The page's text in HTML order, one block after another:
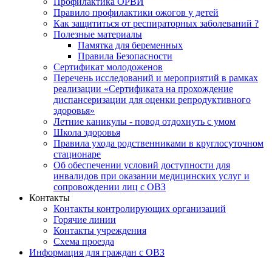
Правило профилактики ожогов у детей
Как защититься от респираторных заболеваний ?
Полезные материалы
Памятка для беременных
Правила Безопасности
Сертификат молодоженов
Перечень исследований и мероприятий в рамках
реализации «Сертификата на прохождение
диспансеризации для оценки репродуктивного
здоровья»
Летние каникулы - повод отдохнуть с умом
Школа здоровья
Правила ухода родственниками в круглосуточном
стационаре
Об обеспечении условий доступности для
инвалидов при оказании медицинских услуг и
сопровождении лиц с ОВЗ
Контакты
Контакты контролирующих организаций
Горячие линии
Контакты учреждения
Схема проезда
Информация для граждан с ОВЗ